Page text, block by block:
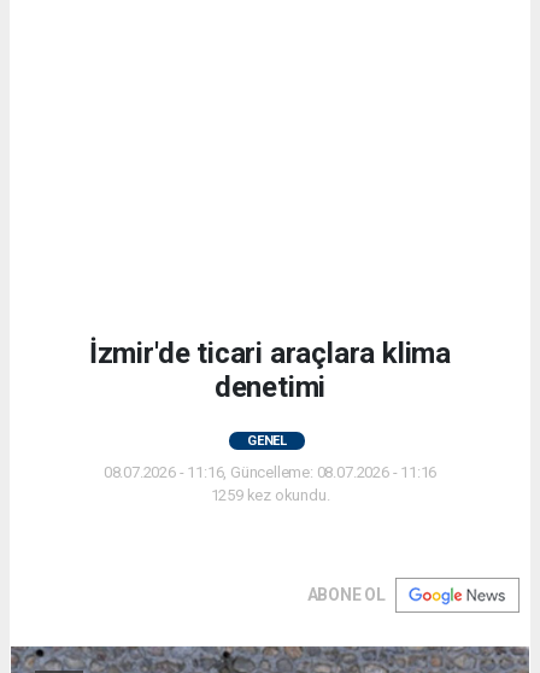
İzmir'de ticari araçlara klima
denetimi
GENEL
08.07.2026 - 11:16, Güncelleme: 08.07.2026 - 11:16
1259 kez okundu.
ABONE OL